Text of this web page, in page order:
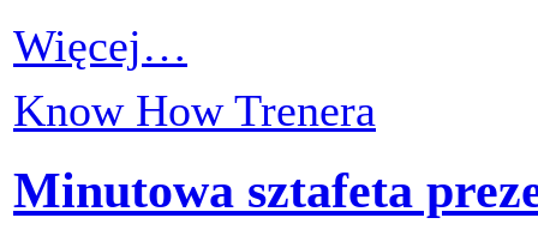
Więcej…
Know How Trenera
Minutowa sztafeta